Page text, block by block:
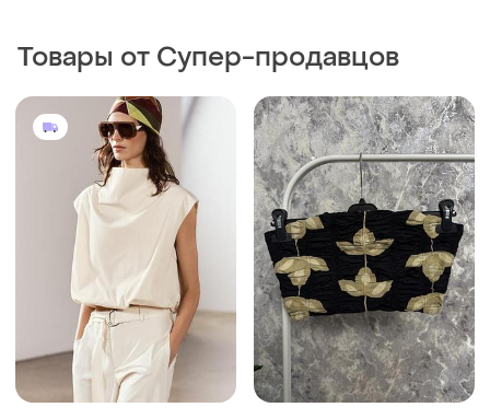
595 грн 6
Бежевый объемный топ
zara из смесового хлопка
M
199 грн 0
215 грн
179 грн с 14 авг.
ZARA